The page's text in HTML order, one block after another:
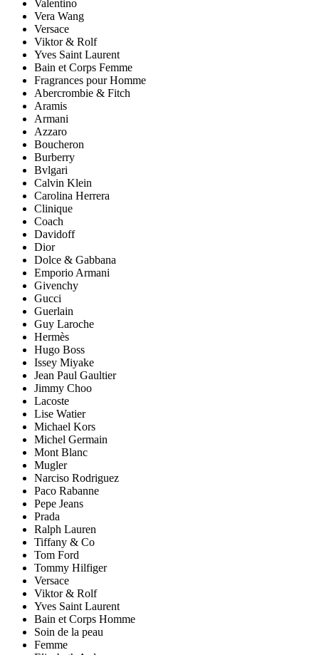
Valentino
Vera Wang
Versace
Viktor & Rolf
Yves Saint Laurent
Bain et Corps Femme
Fragrances pour Homme
Abercrombie & Fitch
Aramis
Armani
Azzaro
Boucheron
Burberry
Bvlgari
Calvin Klein
Carolina Herrera
Clinique
Coach
Davidoff
Dior
Dolce & Gabbana
Emporio Armani
Givenchy
Gucci
Guerlain
Guy Laroche
Hermès
Hugo Boss
Issey Miyake
Jean Paul Gaultier
Jimmy Choo
Lacoste
Lise Watier
Michael Kors
Michel Germain
Mont Blanc
Mugler
Narciso Rodriguez
Paco Rabanne
Pepe Jeans
Prada
Ralph Lauren
Tiffany & Co
Tom Ford
Tommy Hilfiger
Versace
Viktor & Rolf
Yves Saint Laurent
Bain et Corps Homme
Soin de la peau
Femme